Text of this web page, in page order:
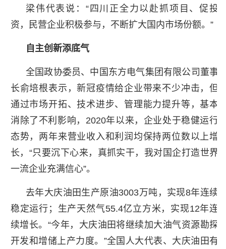
梁伟代表说：“四川正全力以赴抓项目、促投
资，民营企业积极参与，不断扩大国内市场份额。”
自主创新添底气
全国政协委员、中国东方电气集团有限公司董事
长俞培根表示，新冠疫情给企业带来不少冲击，但
通过市场开拓、技术进步、管理能力提升等，基本
消除了不利影响，2020年以来，企业处于稳健运行
态势，两年来营业收入和利润均保持两位数以上增
长，“只要沉下心来，真抓实干，我对国企打造世界
一流企业充满信心”。
去年大庆油田生产原油3003万吨，实现8年连续
稳定运行；生产天然气55.4亿立方米，实现12年连
续增长。“今年，大庆油田将继续加大油气资源勘探
开发和增储上产力度。”全国人大代表、大庆油田有